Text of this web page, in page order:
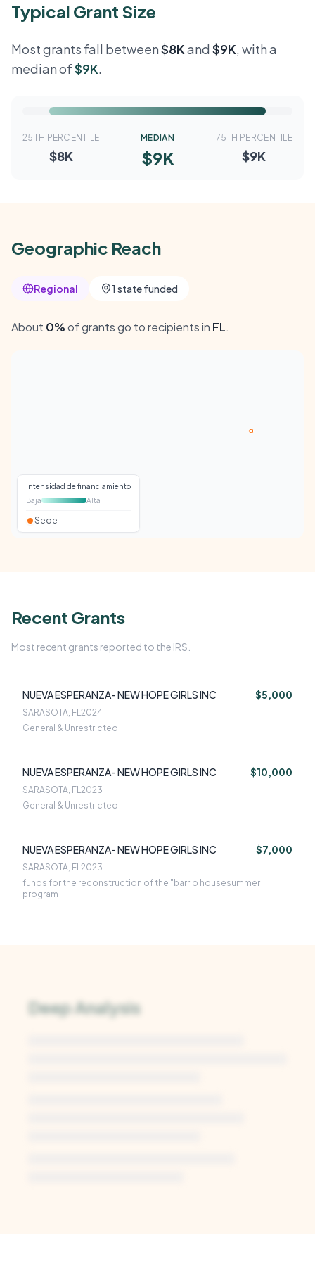
Typical Grant Size
Most grants fall between$8Kand $9K, with a
median of$9K.
25TH PERCENTILE
$8K
MEDIAN
$9K
75TH PERCENTILE
$9K
Geographic Reach
Regional 1 state funded
About 0%of grants go to recipients in FL.
Intensidad de financiamiento
Baja
Alta
Sede
Recent Grants
Most recent grants reported to the IRS.
NUEVA ESPERANZA- NEW HOPE GIRLS INC $5,000
SARASOTA, FL2024
General & Unrestricted
NUEVA ESPERANZA- NEW HOPE GIRLS INC $10,000
SARASOTA, FL2023
General & Unrestricted
NUEVA ESPERANZA- NEW HOPE GIRLS INC $7,000
SARASOTA, FL2023
funds for the reconstruction of the "barrio housesummer
program
Deep Analysis